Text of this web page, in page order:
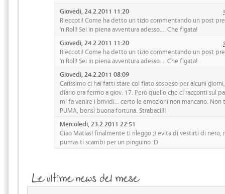
Giovedi, 24.2.2011 11:20
Rieccoti! Come ha detto un tizio commentando un post
'n Roll! Sei in piena avventura adesso.... Che figata!
Giovedi, 24.2.2011 11:20
Rieccoti! Come ha detto un tizio commentando un post
'n Roll! Sei in piena avventura adesso.... Che figata!
Giovedi, 24.2.2011 08:09
Carissimo ci hai fatti stare col fiato sospeso per alcuni
diario era fermo a giov. 17. Però quello che ci racconti sul
mi fa venire i brividi... certo le emozioni non mancano. Non
PUMA, bensì buona fortuna. Strabaci!!!
Mercoledi, 23.2.2011 22:51
Ciao Matias! finalmente ti rileggo ;) evita di vestirti di nero,
pumas ti scambi per un pinguino :D